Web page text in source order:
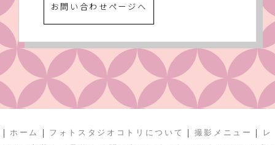
お問い合わせページへ
|ホーム | フォトスタジオコトリについて | 撮影メニュー |
レ